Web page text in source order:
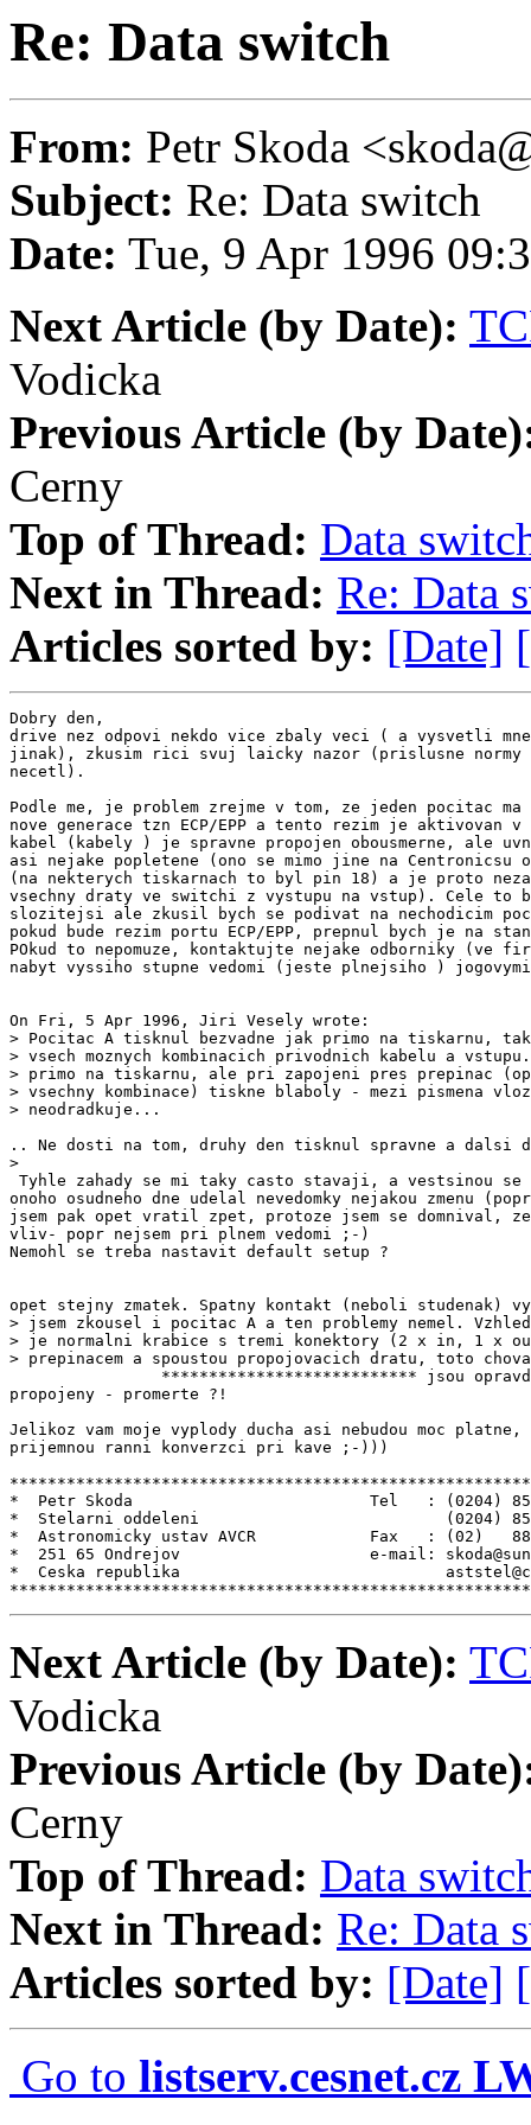
Re: Data switch
From: Petr Skoda
Subject: Re: Data switch
Date: Tue, 9 Apr 1996
Next Article (by Date):
Vodicka
Previous Article (by
Cerny
Top of Thread: Data
Next in Thread: Re: Data
Articles sorted by: [Date]
Dobry den,
drive nez odpovi nekdo vice zbaly veci ( a vysvetli
jinak), zkusim rici svuj laicky nazor (prislusne normy o
necetl).
Podle me, je problem zrejme v tom, ze jeden pocitac
nove generace tzn ECP/EPP a tento rezim je aktivovan
kabel (kabely ) je spravne propojen obousmerne, ale
asi nejake popletene (ono se mimo jine na Centronicsu
(na nekterych tiskarnach to byl pin 18) a je proto
vsechny draty ve switchi z vystupu na vstup). Cele to
slozitejsi ale zkusil bych se podivat na nechodicim
pokud bude rezim portu ECP/EPP, prepnul bych je na
POkud to nepomuze, kontaktujte nejake odborniky (ve
nabyt vyssiho stupne vedomi (jeste plnejsiho )
On Fri, 5 Apr 1996, Jiri Vesely wrote:
> Pocitac A tisknul bezvadne jak primo na tiskarnu,
> vsech moznych kombinacich privodnich kabelu a
> primo na tiskarnu, ale pri zapojeni pres prepinac
> vsechny kombinace) tiskne blaboly - mezi pismena
> neodradkuje...
.. Ne dosti na tom, druhy den tisknul spravne a dalsi
>
Tyhle zahady se mi taky casto stavaji, a vestsinou se
onoho osudneho dne udelal nevedomky nejakou zmenu
jsem pak opet vratil zpet, protoze jsem se domnival, ze
vliv- popr nejsem pri plnem vedomi ;-)
Nemohl se treba nastavit default setup ?
opet stejny zmatek. Spatny kontakt (neboli studenak)
> jsem zkousel i pocitac A a ten problemy nemel.
> je normalni krabice s tremi konektory (2 x in, 1 x
> prepinacem a spoustou propojovacich dratu, toto
*************************** jsou
propojeny - promerte ?!
Jelikoz vam moje vyplody ducha asi nebudou moc
prijemnou ranni konverzci pri kave ;-)))
*  Petr Skoda                         Tel   : (0204)
*  Stelarni oddeleni                          (0204)
*  Astronomicky ustav AVCR            Fax   : (02)
*  251 65 Ondrejov                    e-mail:
*  Ceska republika
Next Article (by Date):
Vodicka
Previous Article (by
Cerny
Top of Thread: Data
Next in Thread: Re: Data
Articles sorted by: [Date]
Go to listserv.cesnet.cz